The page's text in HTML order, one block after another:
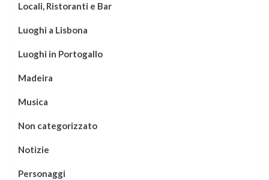
Locali, Ristoranti e Bar
Luoghi a Lisbona
Luoghi in Portogallo
Madeira
Musica
Non categorizzato
Notizie
Personaggi